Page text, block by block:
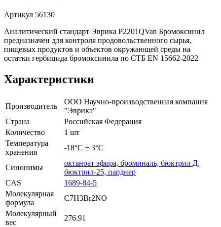
Артикул 56130
Аналитический стандарт Эврика P2201QVan Бромоксинил
предназначен для контроля продовольственного сырья,
пищевых продуктов и объектов окружающей среды на
остатки гербицида бромоксинила по СТБ EN 15662-2022
Характеристики
Производитель
ООО Научно-производственная компания
"Эврика"
Страна
Российская Федерация
Количество
1 шт
Температура
хранения
-18°С ± 3°С
Синонимы
октаноат эфира, броминаль, бюктрил Д,
бюктрил-25, парднер
CAS
1689-84-5
Молекулярная
формула
C7H3Br2NO
Молекулярный
вес
276.91